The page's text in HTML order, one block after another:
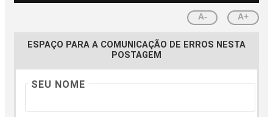
A- A+
ESPAÇO PARA A COMUNICAÇÃO DE ERROS NESTA
POSTAGEM
SEU NOME